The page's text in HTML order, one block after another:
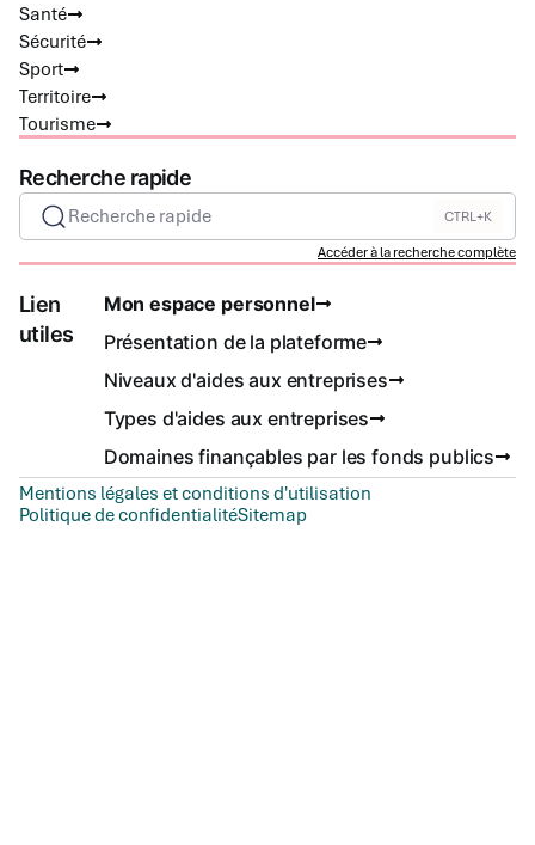
Santé
Sécurité
Sport
Territoire
Tourisme
Recherche rapide
Recherche rapide CTRL+K
Accéder à la recherche complète
Lien
utiles
Mon espace personnel
Présentation de la plateforme
Niveaux d'aides aux entreprises
Types d'aides aux entreprises
Domaines finançables par les fonds publics
Mentions légales et conditions d'utilisation
Politique de confidentialitéSitemap